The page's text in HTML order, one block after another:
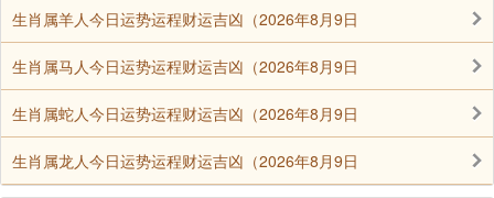
生肖属羊人今日运势运程财运吉凶（2026年8月9日
生肖属马人今日运势运程财运吉凶（2026年8月9日
生肖属蛇人今日运势运程财运吉凶（2026年8月9日
生肖属龙人今日运势运程财运吉凶（2026年8月9日